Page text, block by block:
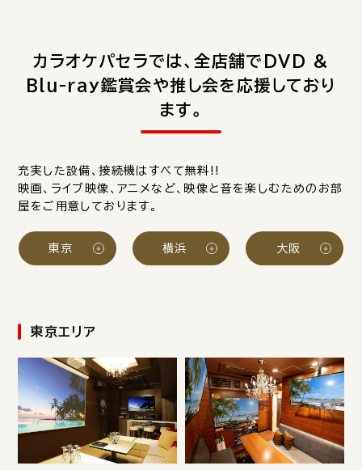
カラオケパセラでは、全店舗でDVD &
Blu-ray鑑賞会や推し会を応援しており
ます。
充実した設備、接続機はすべて無料!!
映画、ライブ映像、アニメなど、映像と音を楽しむためのお部
屋をご用意しております。
東京 横浜 大阪
東京エリア